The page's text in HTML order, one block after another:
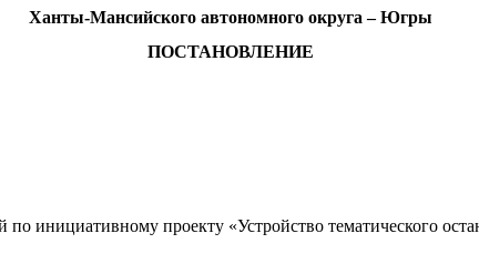
Ханты-Мансийского автономного округа – Югры
ПОСТАНОВЛЕНИЕ
инициативному проекту «Устройство тематического